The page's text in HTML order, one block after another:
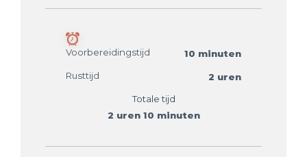
Voorbereidingstijd
10 minuten
Rusttijd
2 uren
Totale tijd
2 uren 10 minuten